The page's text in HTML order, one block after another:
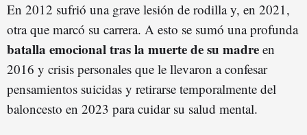
En 2012 sufrió una grave lesión de rodilla y, en 2021,
otra que marcó su carrera. A esto se sumó una profunda
batalla emocional tras la muerte de su madre en
2016 y crisis personales que le llevaron a confesar
pensamientos suicidas y retirarse temporalmente del
baloncesto en 2023 para cuidar su salud mental.